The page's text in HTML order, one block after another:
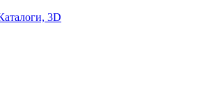
3D